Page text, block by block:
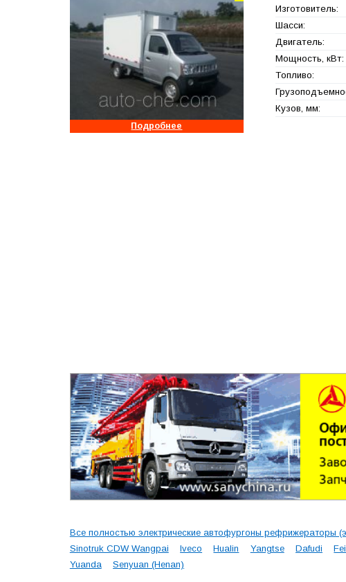
Подробнее
Изготовитель:
Шасси:
Двигатель:
Мощность, кВт:
Топливо:
Кузов, мм:
Все полностью электрические автофургоны рефрижераторы
Sinotruk CDW Wangpai
Iveco Hualin Yangtse Dafudi
Yuanda
Senyuan (Henan)